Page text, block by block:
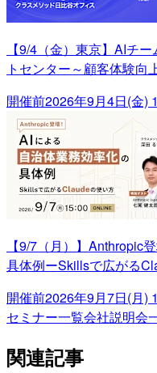
【9/4（金）東京】AIチ
トセンター～顧客体験向
開催前2026年9月4日(金)
【9/7（月）】Anthropic
具体例ーSkillsで広がる
開催前2026年9月7日(月)
セミナー一覧会社説明会
関連記事